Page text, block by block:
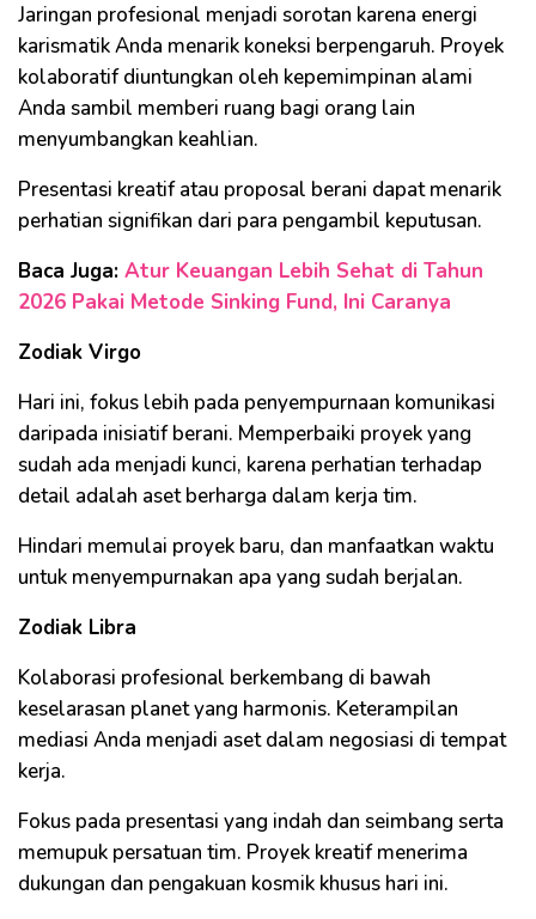
Jaringan profesional menjadi sorotan karena energi
karismatik Anda menarik koneksi berpengaruh. Proyek
kolaboratif diuntungkan oleh kepemimpinan alami
Anda sambil memberi ruang bagi orang lain
menyumbangkan keahlian.
Presentasi kreatif atau proposal berani dapat menarik
perhatian signifikan dari para pengambil keputusan.
Baca Juga: Atur Keuangan Lebih Sehat di Tahun
2026 Pakai Metode Sinking Fund, Ini Caranya
Zodiak Virgo
Hari ini, fokus lebih pada penyempurnaan komunikasi
daripada inisiatif berani. Memperbaiki proyek yang
sudah ada menjadi kunci, karena perhatian terhadap
detail adalah aset berharga dalam kerja tim.
Hindari memulai proyek baru, dan manfaatkan waktu
untuk menyempurnakan apa yang sudah berjalan.
Zodiak Libra
Kolaborasi profesional berkembang di bawah
keselarasan planet yang harmonis. Keterampilan
mediasi Anda menjadi aset dalam negosiasi di tempat
kerja.
Fokus pada presentasi yang indah dan seimbang serta
memupuk persatuan tim. Proyek kreatif menerima
dukungan dan pengakuan kosmik khusus hari ini.